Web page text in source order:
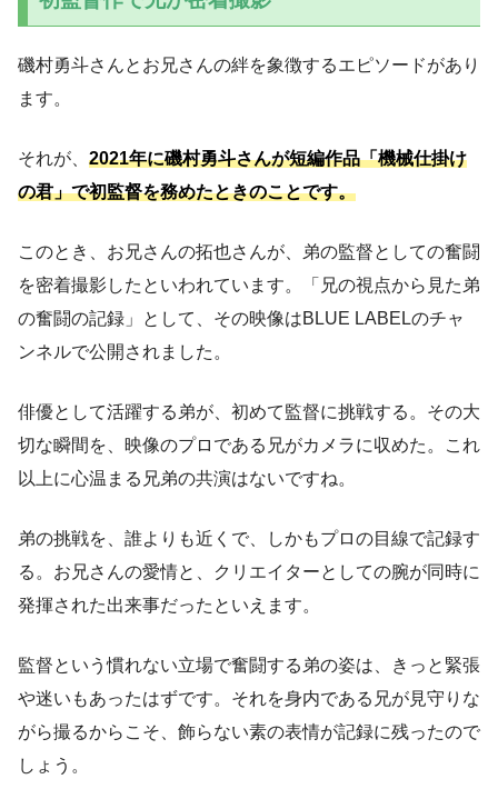
磯村勇斗さんとお兄さんの絆を象徴するエピソードがあり
ます。
それが、 2021年に磯村勇斗さんが短編作品「機械仕掛け
の君」で初監督を務めたときのことです。
このとき、お兄さんの拓也さんが、弟の監督としての奮闘
を密着撮影したといわれています。「兄の視点から見た弟
の奮闘の記録」として、その映像はBLUE LABELのチャ
ンネルで公開されました。
俳優として活躍する弟が、初めて監督に挑戦する。その大
切な瞬間を、映像のプロである兄がカメラに収めた。これ
以上に心温まる兄弟の共演はないですね。
弟の挑戦を、誰よりも近くで、しかもプロの目線で記録す
る。お兄さんの愛情と、クリエイターとしての腕が同時に
発揮された出来事だったといえます。
監督という慣れない立場で奮闘する弟の姿は、きっと緊張
や迷いもあったはずです。それを身内である兄が見守りな
がら撮るからこそ、飾らない素の表情が記録に残ったので
しょう。